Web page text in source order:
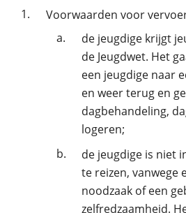
1.
Voorwaarden voor
a.
de jeugdige krijgt
de Jeugdwet. Het
een jeugdige naar
en weer terug en
dagbehandeling,
logeren;
b.
de jeugdige is niet
te reizen, vanwege
noodzaak of een
zelfredzaamheid.